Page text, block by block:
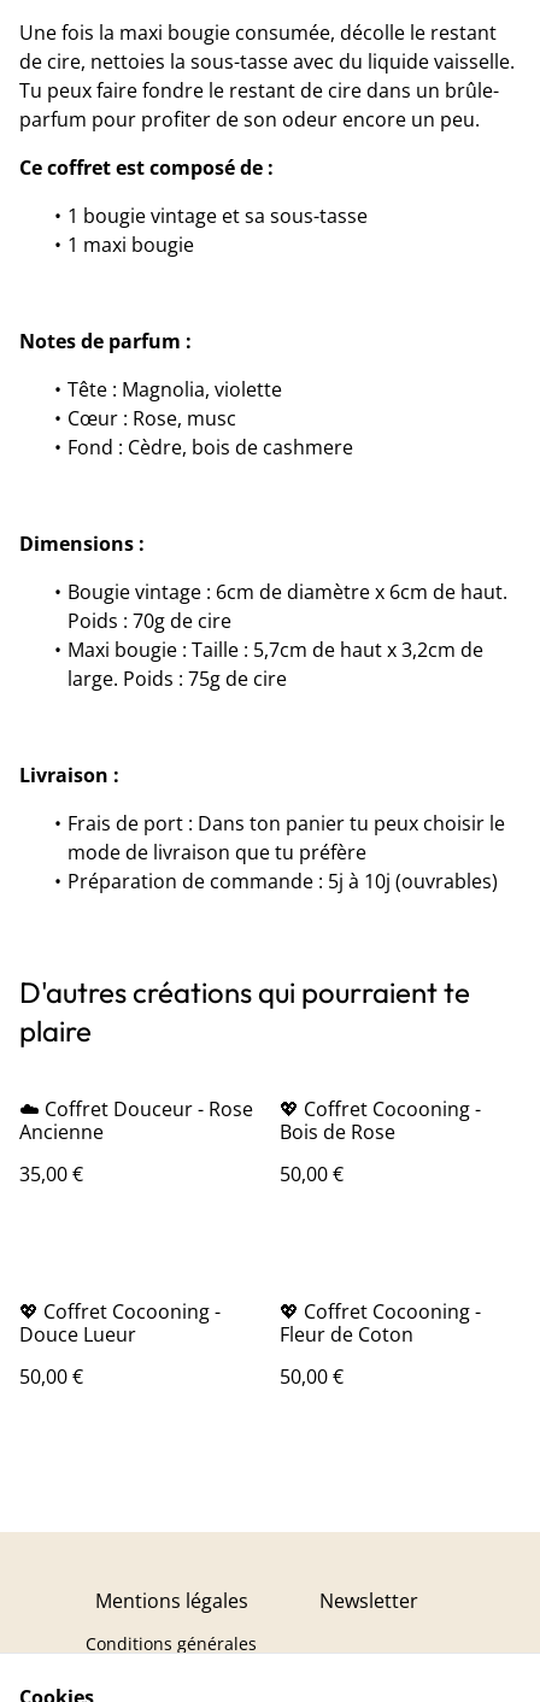
Une fois la maxi bougie consumée, décolle le restant
de cire, nettoies la sous-tasse avec du liquide vaisselle.
Tu peux faire fondre le restant de cire dans un brûle-
parfum pour profiter de son odeur encore un peu.
Ce coffret est composé de :
1 bougie vintage et sa sous-tasse
1 maxi bougie
Notes de parfum :
Tête : Magnolia, violette
Cœur : Rose, musc
Fond : Cèdre, bois de cashmere
Dimensions :
Bougie vintage : 6cm de diamètre x 6cm de haut.
Poids : 70g de cire
Maxi bougie : Taille : 5,7cm de haut x 3,2cm de
large. Poids : 75g de cire
Livraison :
Frais de port : Dans ton panier tu peux choisir le
mode de livraison que tu préfère
Préparation de commande : 5j à 10j (ouvrables)
D'autres créations qui pourraient te
plaire
☁️ Coffret Douceur - Rose
Ancienne
35,00 €
💖 Coffret Cocooning -
Bois de Rose
50,00 €
💖 Coffret Cocooning -
Douce Lueur
50,00 €
💖 Coffret Cocooning -
Fleur de Coton
50,00 €
Mentions légales
Conditions générales
Newsletter